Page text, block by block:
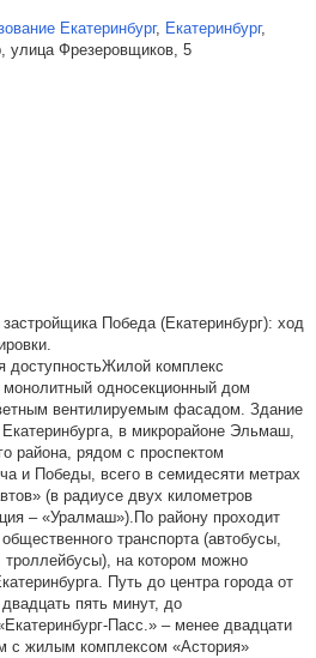
Екатеринбург, Екатеринбург,
Фрезеровщиков, 5
Победа (Екатеринбург): ход
доступностьЖилой комплекс
односекционный дом
вентилируемым фасадом. Здание
в микрорайоне Эльмаш,
района, рядом с проспектом
и Победы, всего в семидесяти метрах
(в радиусе двух километров
– «Уралмаш»).По району проходит
транспорта (автобусы,
на котором можно
Путь до центра города от
пять минут, до
Пасс.» – менее двадцати
с жилым комплексом «Астория»